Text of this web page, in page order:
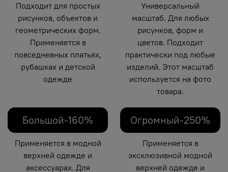
Подходит для простых
рисунков, объектов и
геометрических форм.
Применяется в
повседневных платьях,
рубашках и детской
одежде
Универсальный
масштаб. Для любых
рисунков, форм и
цветов. Подходит
практически под любые
изделий. Этот масштаб
используется на фото
товара.
Большой-160%
Применяется в модной
верхней одежде и
аксессуарах. Для
Огромный-250%
Применяется в
эксклюзивной модной
верхней одежде и